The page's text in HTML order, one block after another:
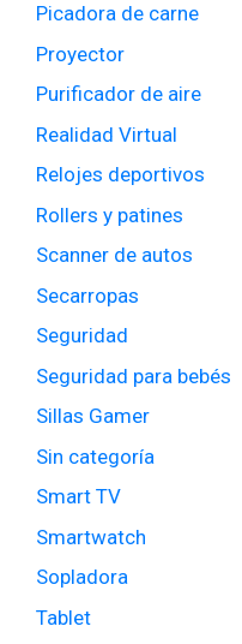
Picadora de carne
Proyector
Purificador de aire
Realidad Virtual
Relojes deportivos
Rollers y patines
Scanner de autos
Secarropas
Seguridad
Seguridad para bebés
Sillas Gamer
Sin categoría
Smart TV
Smartwatch
Sopladora
Tablet